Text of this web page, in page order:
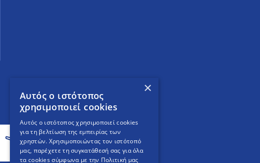
×
Αυτός ο ιστότοπος
χρησιμοποιεί cookies
Αυτός ο ιστότοπος χρησιμοποιεί cookies
για τη βελτίωση της εμπειρίας των
χρηστών. Χρησιμοποιώντας τον ιστότοπό
μας, παρέχετε τη συγκατάθεσή σας για όλα
τα cookies σύμφωνα με την Πολιτική μας